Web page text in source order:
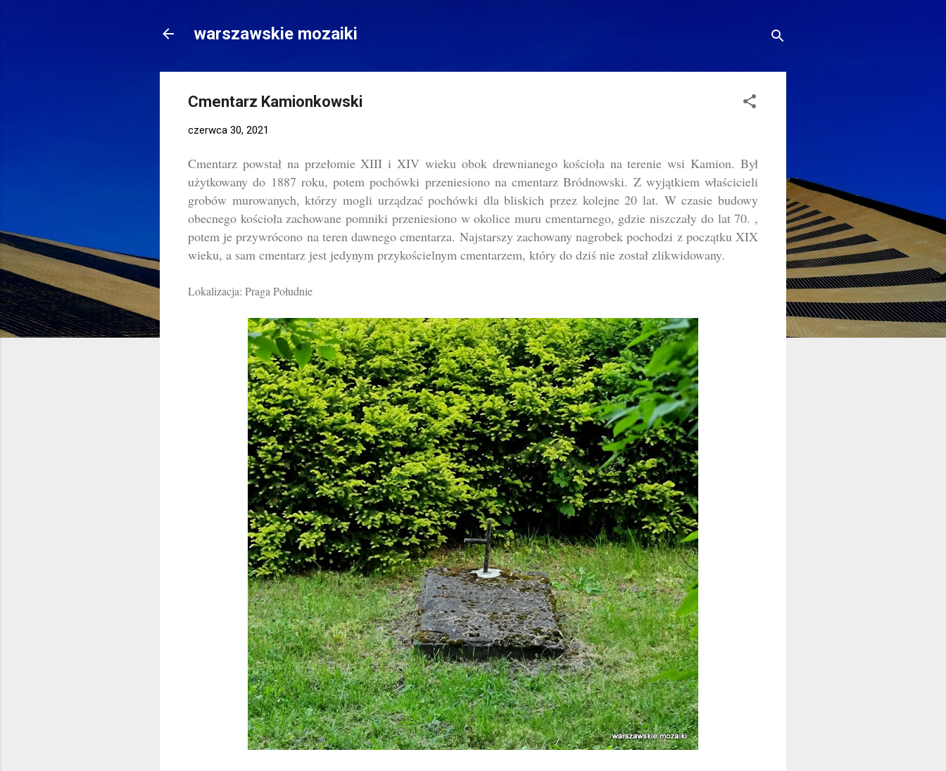
warszawskie mozaiki
Cmentarz Kamionkowski
czerwca 30, 2021
Cmentarz powstał na przełomie XIII i XIV wieku obok drewnianego kościoła na terenie wsi Kamion. Był
użytkowany do 1887 roku, potem pochówki przeniesiono na cmentarz Bródnowski. Z wyjątkiem właścicieli
grobów murowanych, którzy mogli urządzać pochówki dla bliskich przez kolejne 20 lat. W czasie budowy
obecnego kościoła zachowane pomniki przeniesiono w okolice muru cmentarnego, gdzie niszczały do lat 70. ,
potem je przywrócono na teren dawnego cmentarza. Najstarszy zachowany nagrobek pochodzi z początku XIX
wieku, a sam cmentarz jest jedynym przykościelnym cmentarzem, który do dziś nie został zlikwidowany.
Lokalizacja: Praga Południe